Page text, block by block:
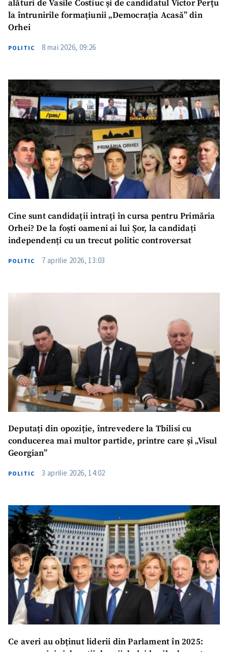
alături de Vasile Costiuc și de candidatul Victor Perțu
la întrunirile formațiunii „Democrația Acasă” din
Orhei
POLITIC 8 mai 2026, 09:26
Cine sunt candidații intrați în cursa pentru Primăria
Orhei? De la foști oameni ai lui Șor, la candidați
independenți cu un trecut politic controversat
POLITIC 7 aprilie 2026, 13:03
Deputați din opoziție, întrevedere la Tbilisi cu
conducerea mai multor partide, printre care și „Visul
Georgian”
POLITIC 3 aprilie 2026, 14:02
Ce averi au obținut liderii din Parlament în 2025: